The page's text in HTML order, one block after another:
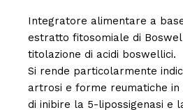
Integratore alimentare a
estratto fitosomiale di
titolazione di acidi boswellici.
Si rende particolarmente
artrosi e forme reumatiche in
di inibire la 5-lipossigenasi e